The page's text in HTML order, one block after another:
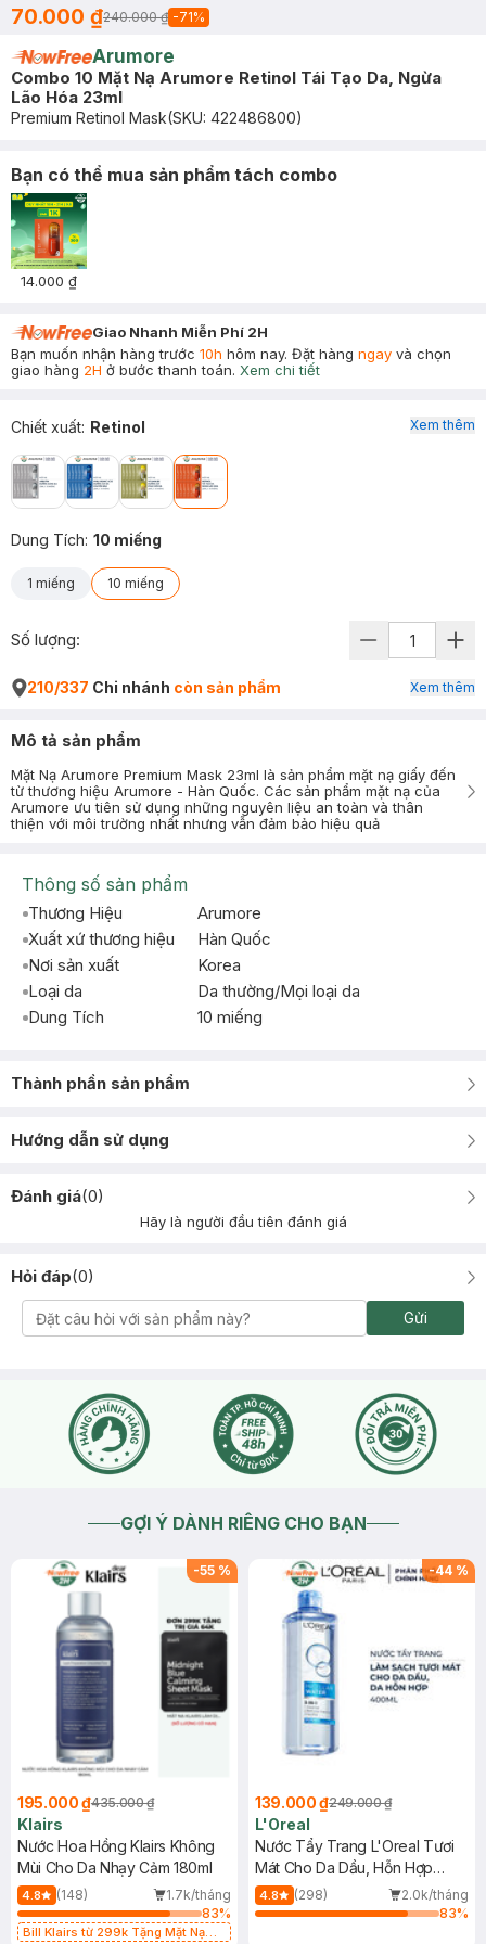
70.000 ₫240.000 ₫ -71%
Arumore
Combo 10 Mặt Nạ Arumore Retinol Tái Tạo Da, Ngừa
Lão Hóa 23ml
Premium Retinol Mask(SKU: 422486800)
Bạn có thể mua sản phẩm tách combo
14.000 ₫
Giao Nhanh Miễn Phí 2H
Bạn muốn nhận hàng trước 10h hôm nay. Đặt hàng ngay và chọn
giao hàng 2H ở bước thanh toán. Xem chi tiết
Chiết xuất: Retinol
Dung Tích: 10 miếng
1 miếng 10 miếng
Xem thêm
Số lượng:
210/337 Chi nhánh còn sản phẩm Xem thêm
Mô tả sản phẩm
Mặt Nạ Arumore Premium Mask 23ml là sản phẩm mặt nạ giấy đến
từ thương hiệu Arumore - Hàn Quốc. Các sản phẩm mặt nạ của
Arumore ưu tiên sử dụng những nguyên liệu an toàn và thân
thiện với môi trường nhất nhưng vẫn đảm bảo hiệu quả
Thông số sản phẩm
Thương Hiệu
Arumore
Xuất xứ thương hiệu
Hàn Quốc
Nơi sản xuất
Korea
Loại da
Da thường/Mọi loại da
Dung Tích
10 miếng
Thành phần sản phẩm
Hướng dẫn sử dụng
Đánh giá(0)
Hãy là người đầu tiên đánh giá
Hỏi đáp(0)
Gửi
GỢI Ý DÀNH RIÊNG CHO BẠN
-55 %
195.000 ₫435.000 ₫
Klairs
Nước Hoa Hồng Klairs Không
Mùi Cho Da Nhạy Cảm 180ml
4.8 (148)
1.7k/tháng
83%
Bill Klairs từ 299k Tặng Mặt Nạ
-44 %
139.000 ₫249.000 ₫
L'Oreal
Nước Tẩy Trang L'Oreal Tươi
Mát Cho Da Dầu, Hỗn Hợp
400ml
4.8 (298)
2.0k/tháng
83%